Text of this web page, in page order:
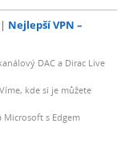
Nejlepší VPN –
DAC a Dirac Live
kde si je můžete
Microsoft s Edgem